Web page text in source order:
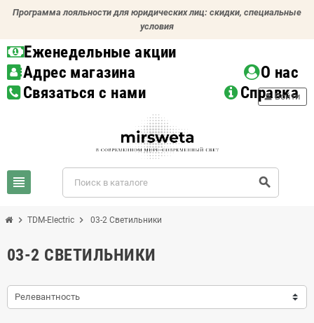
Программа лояльности для юридических лиц: скидки, специальные
условия
Еженедельные акции
Адрес магазина
О нас
Связаться с нами
Справка
view_headline search
person Войти
chevron_right TDM-Electric chevron_right 03-2 Светильники
03-2 СВЕТИЛЬНИКИ
Релевантность